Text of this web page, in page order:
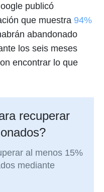
publicó
que muestra 94%
abandonado
los seis meses
encontrar lo que
recuperar
al menos 15%
mediante